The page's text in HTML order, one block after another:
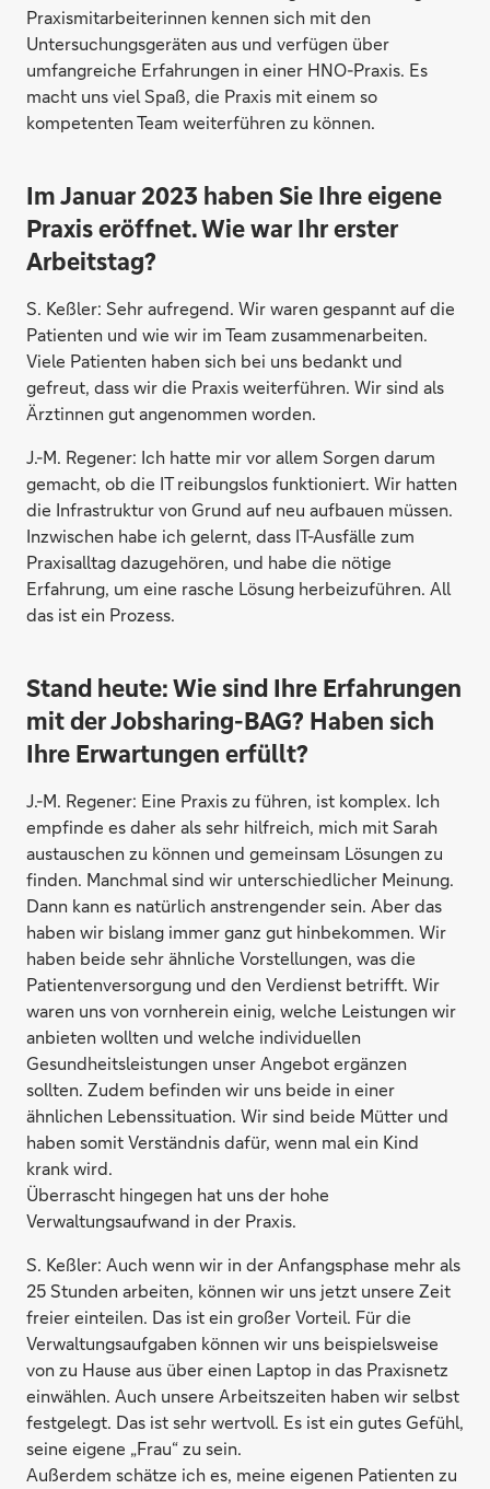
Praxismitarbeiterinnen kennen sich mit den
Untersuchungsgeräten aus und verfügen über
umfangreiche Erfahrungen in einer HNO-Praxis. Es
macht uns viel Spaß, die Praxis mit einem so
kompetenten Team weiterführen zu können.
Im Januar 2023 haben Sie Ihre eigene
Praxis eröffnet. Wie war Ihr erster
Arbeitstag?
S. Keßler: Sehr aufregend. Wir waren gespannt auf die
Patienten und wie wir im Team zusammenarbeiten.
Viele Patienten haben sich bei uns bedankt und
gefreut, dass wir die Praxis weiterführen. Wir sind als
Ärztinnen gut angenommen worden.
J.-M. Regener: Ich hatte mir vor allem Sorgen darum
gemacht, ob die IT reibungslos funktioniert. Wir hatten
die Infrastruktur von Grund auf neu aufbauen müssen.
Inzwischen habe ich gelernt, dass IT-Ausfälle zum
Praxisalltag dazugehören, und habe die nötige
Erfahrung, um eine rasche Lösung herbeizuführen. All
das ist ein Prozess.
Stand heute: Wie sind Ihre Erfahrungen
mit der Jobsharing-BAG? Haben sich
Ihre Erwartungen erfüllt?
J.-M. Regener: Eine Praxis zu führen, ist komplex. Ich
empfinde es daher als sehr hilfreich, mich mit Sarah
austauschen zu können und gemeinsam Lösungen zu
finden. Manchmal sind wir unterschiedlicher Meinung.
Dann kann es natürlich anstrengender sein. Aber das
haben wir bislang immer ganz gut hinbekommen. Wir
haben beide sehr ähnliche Vorstellungen, was die
Patientenversorgung und den Verdienst betrifft. Wir
waren uns von vornherein einig, welche Leistungen wir
anbieten wollten und welche individuellen
Gesundheitsleistungen unser Angebot ergänzen
sollten. Zudem befinden wir uns beide in einer
ähnlichen Lebenssituation. Wir sind beide Mütter und
haben somit Verständnis dafür, wenn mal ein Kind
krank wird.
Überrascht hingegen hat uns der hohe
Verwaltungsaufwand in der Praxis.
S. Keßler: Auch wenn wir in der Anfangsphase mehr als
25 Stunden arbeiten, können wir uns jetzt unsere Zeit
freier einteilen. Das ist ein großer Vorteil. Für die
Verwaltungsaufgaben können wir uns beispielsweise
von zu Hause aus über einen Laptop in das Praxisnetz
einwählen. Auch unsere Arbeitszeiten haben wir selbst
festgelegt. Das ist sehr wertvoll. Es ist ein gutes Gefühl,
seine eigene „Frau“ zu sein.
Außerdem schätze ich es, meine eigenen Patienten zu